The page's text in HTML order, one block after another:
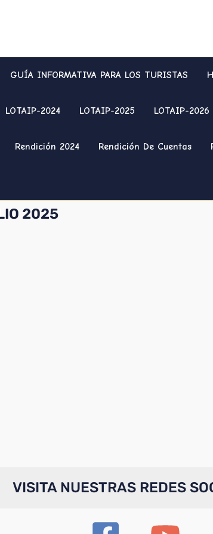
GUÍA INFORMATIVA PARA LOS TURISTAS
LOTAIP-2024 LOTAIP-2025 LOTAIP-2026
Rendición 2024 Rendición De Cuentas
2025
VISITA NUESTRAS REDES